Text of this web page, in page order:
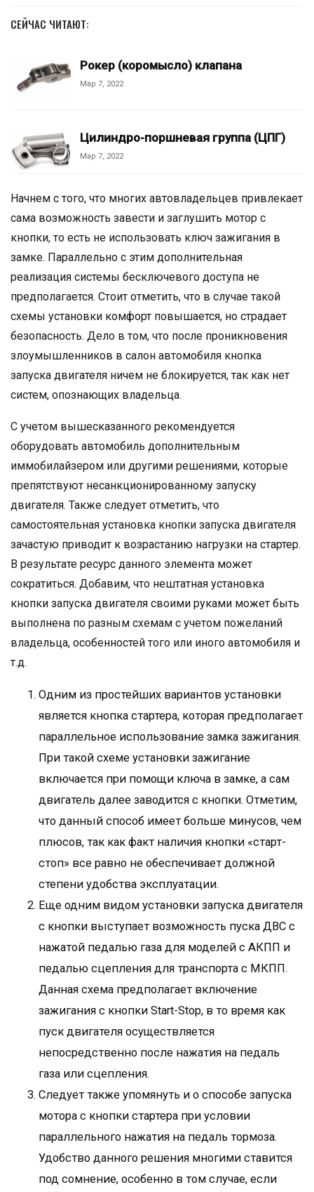
СЕЙЧАС ЧИТАЮТ:
Рокер (коромысло) клапана
Мар 7, 2022
Цилиндро-поршневая группа (ЦПГ)
Мар 7, 2022
Начнем с того, что многих автовладельцев привлекает
сама возможность завести и заглушить мотор с
кнопки, то есть не использовать ключ зажигания в
замке. Параллельно с этим дополнительная
реализация системы бесключевого доступа не
предполагается. Стоит отметить, что в случае такой
схемы установки комфорт повышается, но страдает
безопасность. Дело в том, что после проникновения
злоумышленников в салон автомобиля кнопка
запуска двигателя ничем не блокируется, так как нет
систем, опознающих владельца.
С учетом вышесказанного рекомендуется
оборудовать автомобиль дополнительным
иммобилайзером или другими решениями, которые
препятствуют несанкционированному запуску
двигателя. Также следует отметить, что
самостоятельная установка кнопки запуска двигателя
зачастую приводит к возрастанию нагрузки на стартер.
В результате ресурс данного элемента может
сократиться. Добавим, что нештатная установка
кнопки запуска двигателя своими руками может быть
выполнена по разным схемам с учетом пожеланий
владельца, особенностей того или иного автомобиля и
т.д.
Одним из простейших вариантов установки
является кнопка стартера, которая предполагает
параллельное использование замка зажигания.
При такой схеме установки зажигание
включается при помощи ключа в замке, а сам
двигатель далее заводится с кнопки. Отметим,
что данный способ имеет больше минусов, чем
плюсов, так как факт наличия кнопки «старт-
стоп» все равно не обеспечивает должной
степени удобства эксплуатации.
Еще одним видом установки запуска двигателя
с кнопки выступает возможность пуска ДВС с
нажатой педалью газа для моделей с АКПП и
педалью сцепления для транспорта с МКПП.
Данная схема предполагает включение
зажигания с кнопки Start-Stop, в то время как
пуск двигателя осуществляется
непосредственно после нажатия на педаль
газа или сцепления.
Следует также упомянуть и о способе запуска
мотора с кнопки стартера при условии
параллельного нажатия на педаль тормоза.
Удобство данного решения многими ставится
под сомнение, особенно в том случае, если